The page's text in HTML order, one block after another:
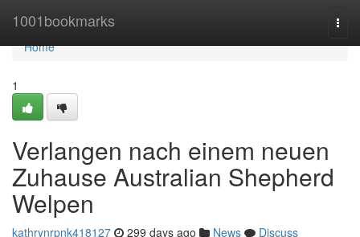
1001bookmarks
Home
Home
1
Verlangen nach einem neuen
Zuhause Australian Shepherd
Welpen
kathrynrpnk418127 299 days ago News
Discuss